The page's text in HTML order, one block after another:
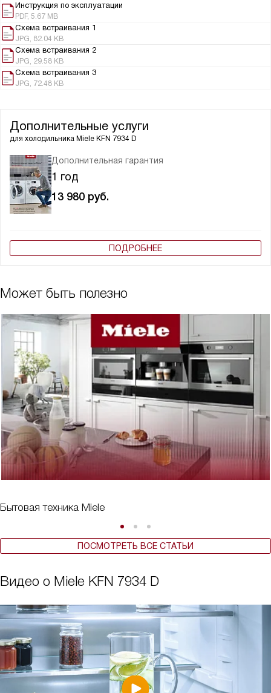
Инструкция по эксплуатации
PDF, 5.67 MB
Схема встраивания 1
JPG, 82.04 KB
Схема встраивания 2
JPG, 29.58 KB
Схема встраивания 3
JPG, 72.48 KB
Дополнительные услуги
для холодильника Miele KFN 7934 D
Дополнительная гарантия
1 год
13 980 руб.
ПОДРОБНЕЕ
Может быть полезно
Бытовая техника Miele
ПОСМОТРЕТЬ ВСЕ СТАТЬИ
Видео о Miele KFN 7934 D